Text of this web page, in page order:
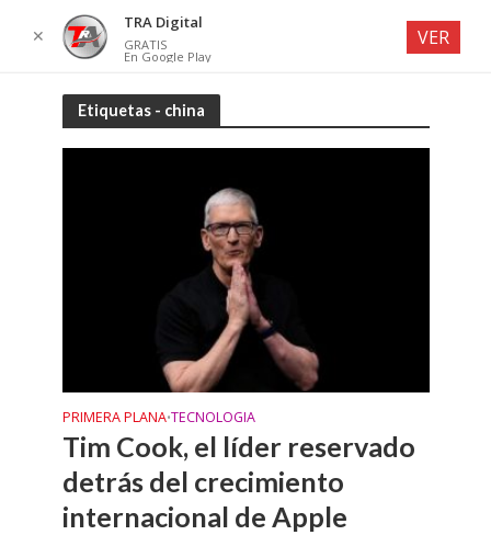
Etiquetas - china
PRIMERA PLANA•TECNOLOGIA
Tim Cook, el líder reservado
detrás del crecimiento
internacional de Apple
✕
TRA Digital
GRATIS
En Google Play
VER